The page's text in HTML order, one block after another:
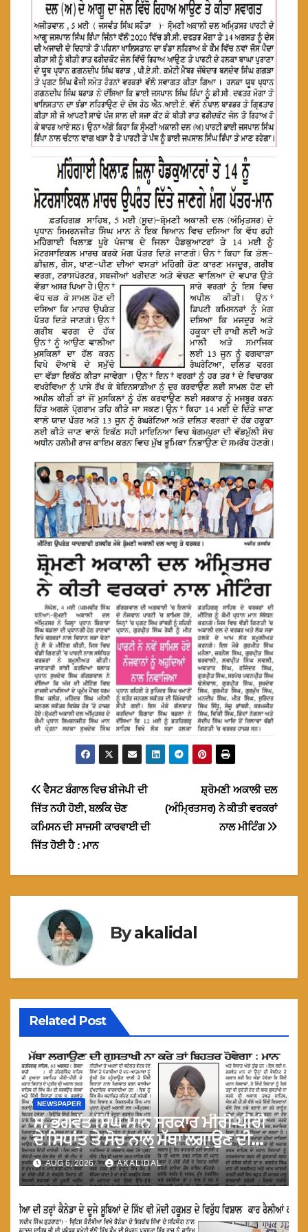
Post
navigation
ਸ਼੍ਰੋਮਣੀ ਅਕਾਲੀ ਦਲ
(ਅੰਮ੍ਰਿਤਸਰ) ਨੇ ਕੀਤੀ ਵਰਕਰਾਂ
ਨਾਲ ਮੀਟਿੰਗ
ਵੈਸਟ ਬੰਗਾਲ ਵਿਚ ਬੀਜੇਪੀ ਦੀ
ਜਿੱਤ ਨਹੀ ਹੋਈ, ਬਲਕਿ ਚੋਣ
ਕਮਿਸਨ ਦੀ ਸਾਜਸੀ ਕਾਰਵਾਈ ਦੀ
ਜਿੱਤ ਹੋਈ ਹੈ : ਮਾਨ
Byakalidal
Related Post
NEWSPAPER
ਸ. ਭਗਵੰਤ ਸਿੰਘ ਮਾਨ ਸਰਕਾਰ ਮੀਰੀ-ਪੀਰੀ
ਦੇ ਸਿਧਾਂਤ ਤੇ ਸੋਚ ਨਾਲ ਮੱਥਾ ਲਗਾਉਣ ਦੀ
ਗੁਸਤਾਖੀ ਨਾ ਕਰੇ ਤਾਂ ਬਿਹਤਰ ਹੋਵੇਗਾ : ਮਾਨ
AUG 6, 2026 AKALIDAL